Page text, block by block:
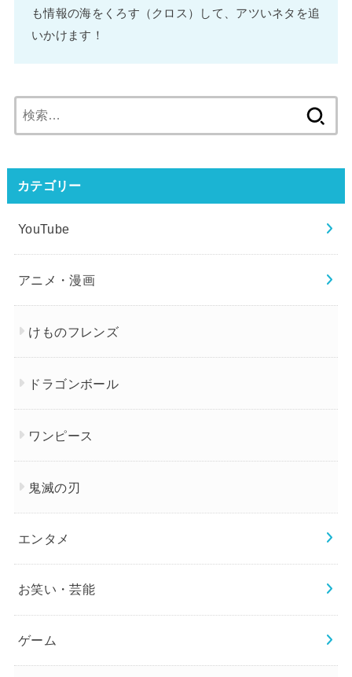
も情報の海をくろす（クロス）して、アツいネタを追
いかけます！
索:
カテゴリー
YouTube
アニメ・漫画
けものフレンズ
ドラゴンボール
ワンピース
鬼滅の刃
エンタメ
お笑い・芸能
ゲーム